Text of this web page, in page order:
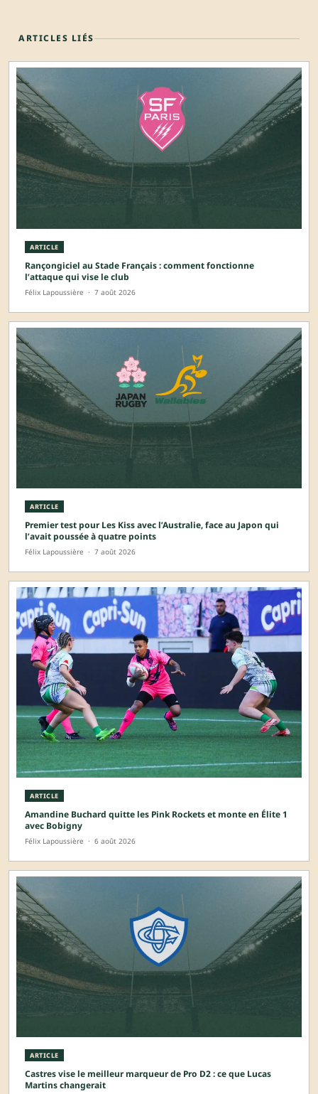
ARTICLES LIÉS
ARTICLE
Rançongiciel au Stade Français : comment fonctionne
l’attaque qui vise le club
Félix Lapoussière · 7 août 2026
ARTICLE
Premier test pour Les Kiss avec l’Australie, face au Japon qui
l’avait poussée à quatre points
Félix Lapoussière · 7 août 2026
ARTICLE
Amandine Buchard quitte les Pink Rockets et monte en Élite 1
avec Bobigny
Félix Lapoussière · 6 août 2026
ARTICLE
Castres vise le meilleur marqueur de Pro D2 : ce que Lucas
Martins changerait